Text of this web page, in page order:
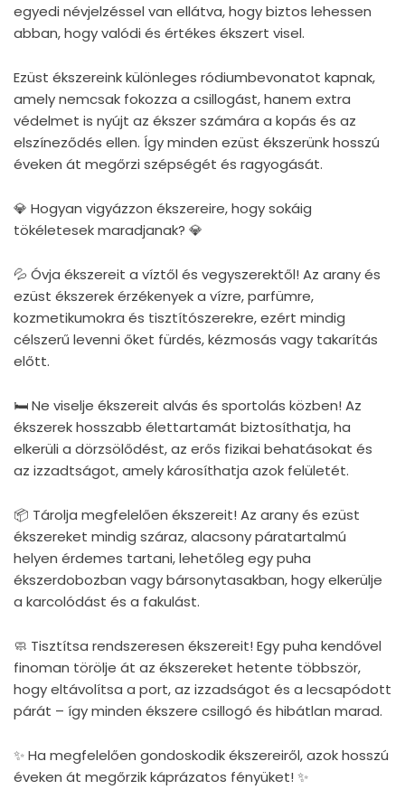
egyedi névjelzéssel van ellátva, hogy biztos lehessen
abban, hogy valódi és értékes ékszert visel.
Ezüst ékszereink különleges ródiumbevonatot kapnak,
amely nemcsak fokozza a csillogást, hanem extra
védelmet is nyújt az ékszer számára a kopás és az
elszíneződés ellen. Így minden ezüst ékszerünk hosszú
éveken át megőrzi szépségét és ragyogását.
💎 Hogyan vigyázzon ékszereire, hogy sokáig
tökéletesek maradjanak? 💎
💦 Óvja ékszereit a víztől és vegyszerektől! Az arany és
ezüst ékszerek érzékenyek a vízre, parfümre,
kozmetikumokra és tisztítószerekre, ezért mindig
célszerű levenni őket fürdés, kézmosás vagy takarítás
előtt.
🛏 Ne viselje ékszereit alvás és sportolás közben! Az
ékszerek hosszabb élettartamát biztosíthatja, ha
elkerüli a dörzsölődést, az erős fizikai behatásokat és
az izzadtságot, amely károsíthatja azok felületét.
📦 Tárolja megfelelően ékszereit! Az arany és ezüst
ékszereket mindig száraz, alacsony páratartalmú
helyen érdemes tartani, lehetőleg egy puha
ékszerdobozban vagy bársonytasakban, hogy elkerülje
a karcolódást és a fakulást.
🧼 Tisztítsa rendszeresen ékszereit! Egy puha kendővel
finoman törölje át az ékszereket hetente többször,
hogy eltávolítsa a port, az izzadságot és a lecsapódott
párát – így minden ékszere csillogó és hibátlan marad.
✨ Ha megfelelően gondoskodik ékszereiről, azok hosszú
éveken át megőrzik káprázatos fényüket! ✨